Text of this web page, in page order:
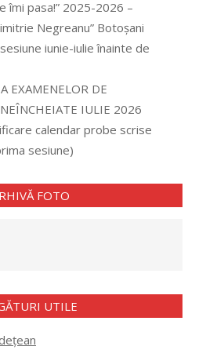
îmi pasa!” 2025-2026 –
Negreanu” Botoșani
iunie-iulie înainte de
EXAMENELOR DE
IULIE 2026
calendar probe scrise
sesiune)
FOTO
UTILE